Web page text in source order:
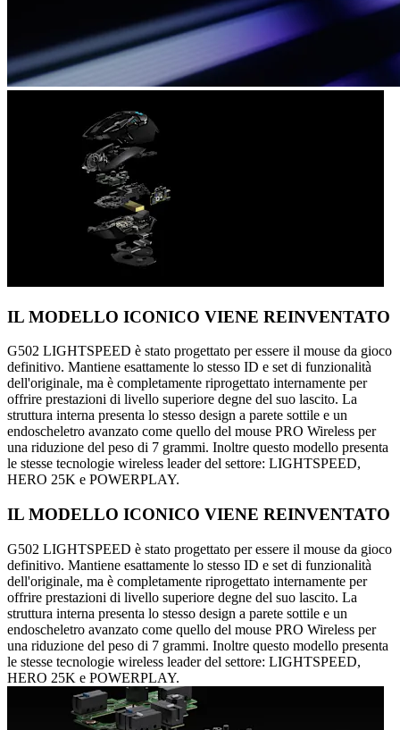
IL MODELLO ICONICO VIENE REINVENTATO
G502 LIGHTSPEED è stato progettato per essere il mouse da gioco
definitivo. Mantiene esattamente lo stesso ID e set di funzionalità
dell'originale, ma è completamente riprogettato internamente per
offrire prestazioni di livello superiore degne del suo lascito. La
struttura interna presenta lo stesso design a parete sottile e un
endoscheletro avanzato come quello del mouse PRO Wireless per
una riduzione del peso di 7 grammi. Inoltre questo modello presenta
le stesse tecnologie wireless leader del settore: LIGHTSPEED,
HERO 25K e POWERPLAY.
IL MODELLO ICONICO VIENE REINVENTATO
G502 LIGHTSPEED è stato progettato per essere il mouse da gioco
definitivo. Mantiene esattamente lo stesso ID e set di funzionalità
dell'originale, ma è completamente riprogettato internamente per
offrire prestazioni di livello superiore degne del suo lascito. La
struttura interna presenta lo stesso design a parete sottile e un
endoscheletro avanzato come quello del mouse PRO Wireless per
una riduzione del peso di 7 grammi. Inoltre questo modello presenta
le stesse tecnologie wireless leader del settore: LIGHTSPEED,
HERO 25K e POWERPLAY.